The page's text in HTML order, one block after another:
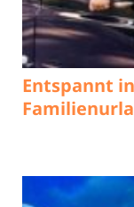
Entspannt